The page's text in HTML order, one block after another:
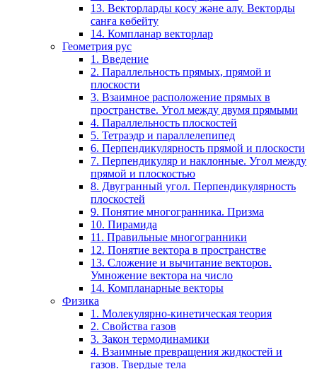
13. Векторларды қосу және алу. Векторды
санға көбейту
14. Компланар векторлар
Геометрия рус
1. Введение
2. Параллельность прямых, прямой и
плоскости
3. Взаимное расположение прямых в
пространстве. Угол между двумя прямыми
4. Параллельность плоскостей
5. Тетраэдр и параллелепипед
6. Перпендикулярность прямой и плоскости
7. Перпендикуляр и наклонные. Угол между
прямой и плоскостью
8. Двугранный угол. Перпендикулярность
плоскостей
9. Понятие многогранника. Призма
10. Пирамида
11. Правильные многогранники
12. Понятие вектора в пространстве
13. Сложение и вычитание векторов.
Умножение вектора на число
14. Компланарные векторы
Физика
1. Молекулярно-кинетическая теория
2. Свойства газов
3. Закон термодинамики
4. Взаимные превращения жидкостей и
газов. Твердые тела